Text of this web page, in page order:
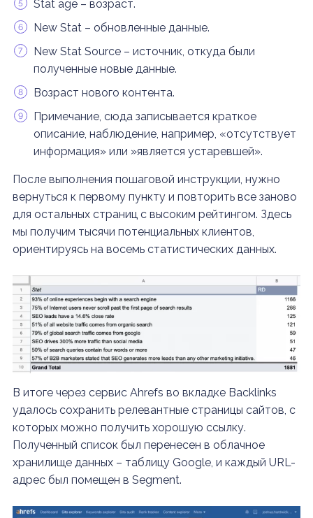
Stat age – возраст.
New Stat – обновленные данные.
New Stat Source – источник, откуда были
полученные новые данные.
Возраст нового контента.
Примечание, сюда записывается краткое
описание, наблюдение, например, «отсутствует
информация» или »является устаревшей».
После выполнения пошаговой инструкции, нужно
вернуться к первому пункту и повторить все заново
для остальных страниц с высоким рейтингом. Здесь
мы получим тысячи потенциальных клиентов,
ориентируясь на восемь статистических данных.
В итоге через сервис Ahrefs во вкладке Backlinks
удалось сохранить релевантные страницы сайтов, с
которых можно получить хорошую ссылку.
Полученный список был перенесен в облачное
хранилище данных – таблицу Google, и каждый URL-
адрес был помещен в Segment.